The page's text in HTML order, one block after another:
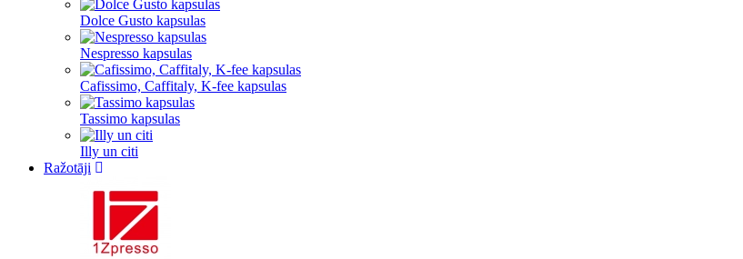
Dolce Gusto kapsulas
Nespresso kapsulas
Cafissimo, Caffitaly, K-fee kapsulas
Tassimo kapsulas
Illy un citi
Ražotāji